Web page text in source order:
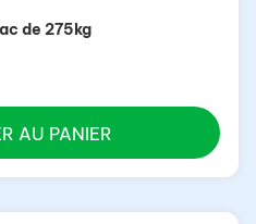
de 275kg
AU PANIER